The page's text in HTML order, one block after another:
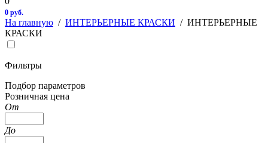
0 руб.
На главную / ИНТЕРЬЕРНЫЕ КРАСКИ / ИНТЕРЬЕРНЫЕ
КРАСКИ
Фильтры
Подбор параметров
Розничная цена
От
До